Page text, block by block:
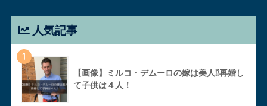
人気記事
1
【画像】ミルコ・デムーロの嫁は美人⁉︎再婚し
て子供は４人！